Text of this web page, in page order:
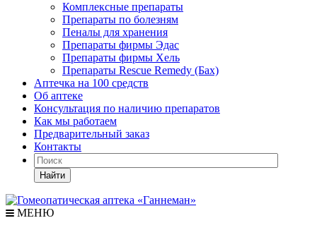
Комплексные препараты
Препараты по болезням
Пеналы для хранения
Препараты фирмы Эдас
Препараты фирмы Хель
Препараты Rescue Remedy (Бах)
Аптечка на 100 средств
Об аптеке
Консультация по наличию препаратов
Как мы работаем
Предварительный заказ
Контакты
Найти
МЕНЮ